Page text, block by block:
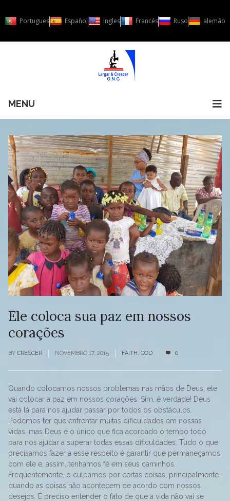
Portugues Español Ingles Francés Ruso alemão
MENU
Ele coloca sua paz em nossos
corações
BY CRESCER NOVEMBRO 17, 2015 FAITH, GOD 0
Quando colocamos nossos problemas nas mãos de Deus, ele
vai colocar a paz em nossos corações. Sim, é verdade! Deus
está lá para nos ajudar passar por todos os obstáculos.
Podemos ter que enfrentar muitas dificuldades em nossas
vidas, mas Deus é o único que fica acordado o tempo todo
para nos ajudar a superar todas essas dificuldades. Tudo o que
precisamos fazer a esse respeito é garantir que permaneçamos
com ele e, assim, tenhamos fé em seus caminhos.
Freqüentemente, o culpamos por certas coisas, principalmente
quando as coisas não acontecem de acordo com nossos
desejos. É preciso entender o fato de que a vida não vai se